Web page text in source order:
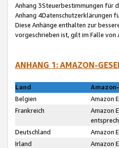
Anhang 3Steuerbestimmungen für
Anhang 4Datenschutzerklärungen
Diese Anhänge enthalten zur
vorgeschrieben ist, gilt im Falle von
ANHANG 1: AMAZON-
Land
Belgien
Amazon
Frankreich
Amazon
Deutschland
Amazon
Irland
Amazon